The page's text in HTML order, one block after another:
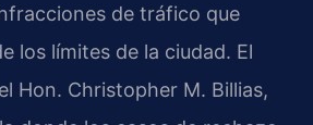
de tráfico que
los límites de la ciudad. El
Hon. Christopher M. Billias,